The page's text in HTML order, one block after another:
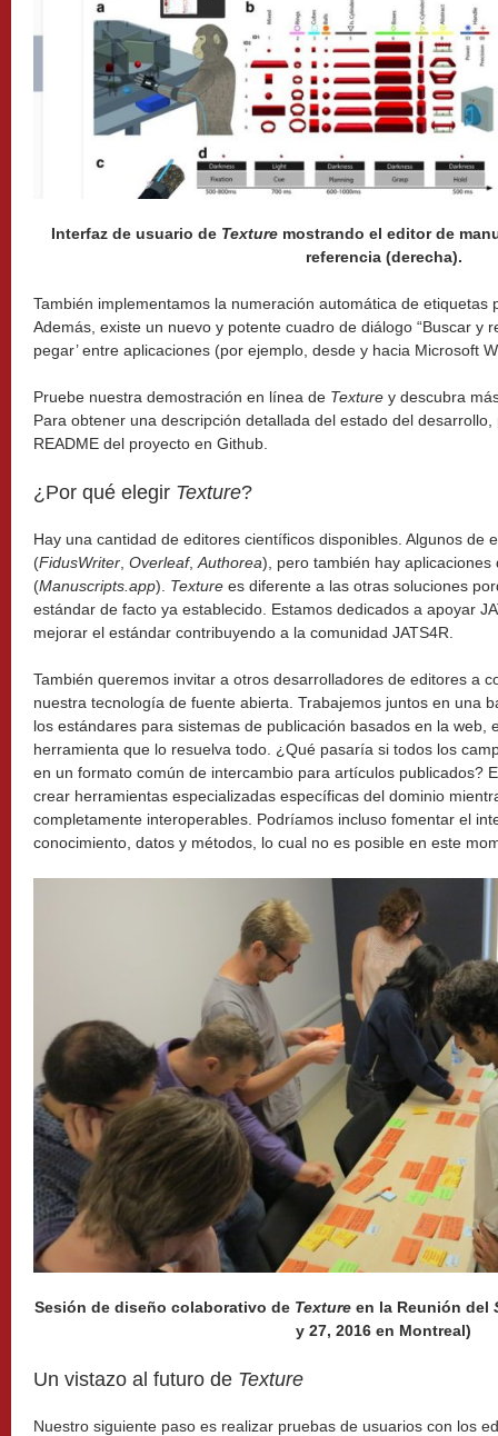
Interfaz de usuario de Texture mostrando el editor de
referencia (derecha).
También implementamos la numeración automática de etiquetas
Además, existe un nuevo y potente cuadro de diálogo “Buscar y
pegar’ entre aplicaciones (por ejemplo, desde y hacia Microsoft
Pruebe nuestra demostración en línea de Texture y descubra
Para obtener una descripción detallada del estado del
README del proyecto en Github.
¿Por qué elegir Texture?
Hay una cantidad de editores científicos disponibles. Algunos de
(FidusWriter, Overleaf,Authorea), pero también hay aplicaciones
(Manuscripts.app). Texture es diferente a las otras soluciones
estándar de facto ya establecido. Estamos dedicados a apoyar
mejorar el estándar contribuyendo a la comunidad JATS4R.
También queremos invitar a otros desarrolladores de editores a
nuestra tecnología de fuente abierta. Trabajemos juntos en una
los estándares para sistemas de publicación basados en la web,
herramienta que lo resuelva todo. ¿Qué pasaría si todos los
en un formato común de intercambio para artículos publicados?
crear herramientas especializadas específicas del dominio
completamente interoperables. Podríamos incluso fomentar el
conocimiento, datos y métodos, lo cual no es posible en este
Sesión de diseño colaborativo de Textureen la Reunión del
y 27, 2016 en Montreal)
Un vistazo al futuro de Texture
Nuestro siguiente paso es realizar pruebas de usuarios con los